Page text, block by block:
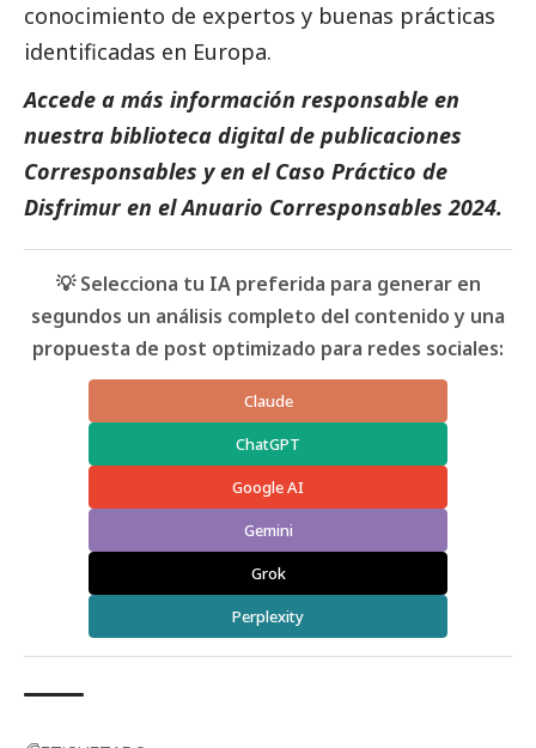
conocimiento de expertos y buenas prácticas
identificadas en Europa.
Accede a más información responsable en
nuestra biblioteca digital de publicaciones
Corresponsables y en el Caso Práctico de
Disfrimuren elAnuario Corresponsables 2024.
💡 Selecciona tu IA preferida para generar en
segundos un análisis completo del contenido y una
propuesta de post optimizado para redes sociales:
Claude
ChatGPT
Google AI
Gemini
Grok
Perplexity